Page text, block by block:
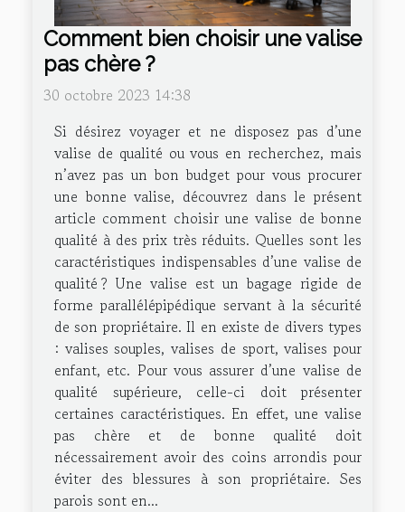
Comment bien choisir une valise
pas chère ?
30 octobre 2023 14:38
Si désirez voyager et ne disposez pas d’une
valise de qualité ou vous en recherchez, mais
n’avez pas un bon budget pour vous procurer
une bonne valise, découvrez dans le présent
article comment choisir une valise de bonne
qualité à des prix très réduits. Quelles sont les
caractéristiques indispensables d’une valise de
qualité ? Une valise est un bagage rigide de
forme parallélépipédique servant à la sécurité
de son propriétaire. Il en existe de divers types
: valises souples, valises de sport, valises pour
enfant, etc. Pour vous assurer d’une valise de
qualité supérieure, celle-ci doit présenter
certaines caractéristiques. En effet, une valise
pas chère et de bonne qualité doit
nécessairement avoir des coins arrondis pour
éviter des blessures à son propriétaire. Ses
parois sont en...